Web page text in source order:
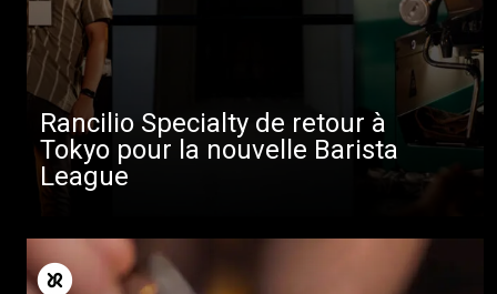
Rancilio Specialty de retour à
Tokyo pour la nouvelle Barista
League